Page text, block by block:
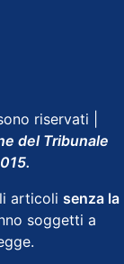
riservati |
del Tribunale
articoli senza la
soggetti a